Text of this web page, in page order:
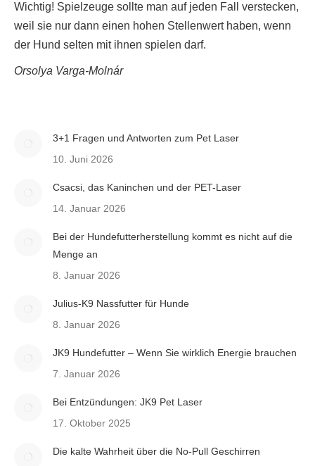
Wichtig! Spielzeuge sollte man auf jeden Fall verstecken,
weil sie nur dann einen hohen Stellenwert haben, wenn
der Hund selten mit ihnen spielen darf.
Orsolya Varga-Molnár
3+1 Fragen und Antworten zum Pet Laser
10. Juni 2026
Csacsi, das Kaninchen und der PET-Laser
14. Januar 2026
Bei der Hundefutterherstellung kommt es nicht auf die
Menge an
8. Januar 2026
Julius-K9 Nassfutter für Hunde
8. Januar 2026
JK9 Hundefutter – Wenn Sie wirklich Energie brauchen
7. Januar 2026
Bei Entzündungen: JK9 Pet Laser
17. Oktober 2025
Die kalte Wahrheit über die No-Pull Geschirren